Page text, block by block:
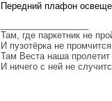
Передний плафон
Там, где паркетник не
И пузотёрка не
Там Веста наша пролетит
И ничего с ней не